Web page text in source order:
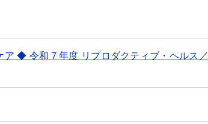
◆ 令和７年度 リプロダクティブ・ヘルス／